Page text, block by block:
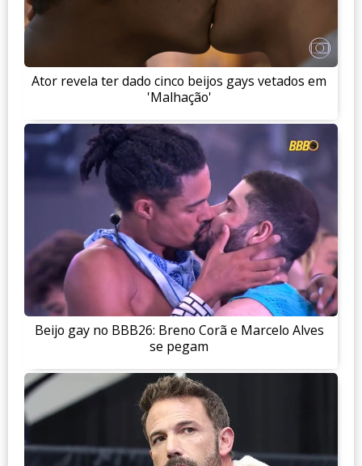
Ator revela ter dado cinco beijos gays vetados em
'Malhação'
Beijo gay no BBB26: Breno Corã e Marcelo Alves
se pegam